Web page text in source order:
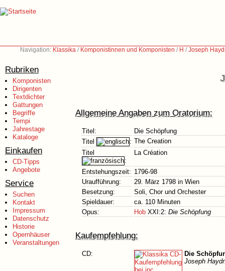
Navigation: Klassika / Komponistinnen und Komponisten / H /Joseph
Rubriken
Komponisten
Dirigenten
Textdichter
Gattungen
Begriffe
Tempi
Jahrestage
Kataloge
Einkaufen
CD-Tipps
Angebote
Service
Suchen
Kontakt
Impressum
Datenschutz
Historie
Opernhäuser
Veranstaltungen
Allgemeine Angaben zum Oratorium:
Titel:
Die Schöpfung
Titel
: The Creation
Titel
:
La Création
Entstehungszeit: 1796-98
Uraufführung:
29. März 1798 in Wien
Besetzung:
Soli, Chor und Orchester
Spieldauer:
ca. 110 Minuten
Opus:
Hob XXI:2: Die Schöpfung
Kaufempfehlung:
CD:
Die
Joseph